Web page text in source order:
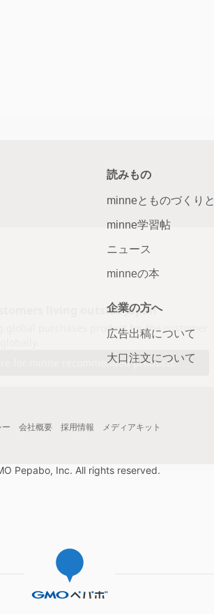
読みもの
minneとものづくりと
minne学習帖
ニュース
minneの本
企業の方へ
広告出稿について
大口注文について
ー 会社概要 採用情報 メディアキット
Pepabo, Inc. All rights reserved.